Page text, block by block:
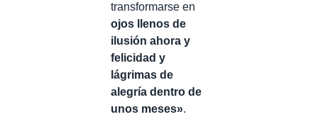
transformarse en
ojos llenos de
ilusión ahora y
felicidad y
lágrimas de
alegría dentro de
unos meses».